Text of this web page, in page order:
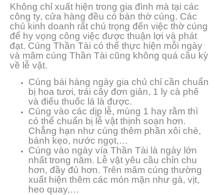
Không chỉ xuất hiện trong gia đình mà tại các
công ty, cửa hàng đều có bàn thờ cúng. Các
chủ kinh doanh rất chú trọng đến việc thờ cúng
để hy vọng công việc được thuận lợi và phát
đạt. Cúng Thần Tài có thể thực hiện mỗi ngày
và mâm cúng Thần Tài cũng không quá cầu kỳ
về lễ vật.
Cúng bái hàng ngày gia chủ chỉ cần chuẩn
bị hoa tươi, trái cây đơn giản, 1 ly cà phê
và điếu thuốc lá là được.
Cúng vào các dịp lễ, mùng 1 hay rằm thì
có thể chuẩn bị lễ vật thịnh soạn hơn.
Chẳng hạn như cúng thêm phần xôi chè,
bánh kẹo, nước ngọt,…
Cúng vào ngày vía Thần Tài là ngày lớn
nhất trong năm. Lễ vật yêu cầu chỉn chu
hơn, đầy đủ hơn. Trên mâm cúng thường
xuất hiện thêm các món mặn như gà, vịt,
heo quay,…